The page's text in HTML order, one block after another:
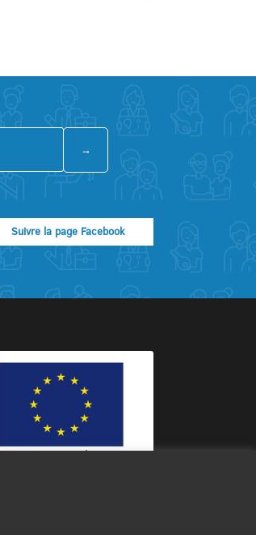
Suivre la page Facebook